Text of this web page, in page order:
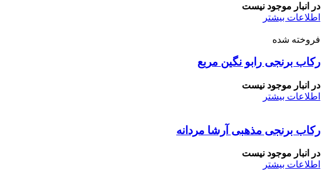
در انبار موجود نیست
اطلاعات بیشتر
فروخته شده
رکاب برنجی رابو نگین مربع
در انبار موجود نیست
اطلاعات بیشتر
رکاب برنجی مذهبی آرشا مردانه
در انبار موجود نیست
اطلاعات بیشتر